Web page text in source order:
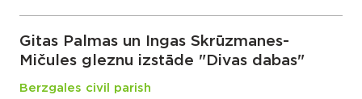
Gitas Palmas un Ingas Skrūzmanes-
Mičules gleznu izstāde "Divas dabas"
Berzgales civil parish